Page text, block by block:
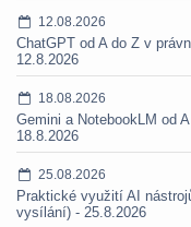
12.08.2026
ChatGPT od A do Z v
12.8.2026
18.08.2026
Gemini a NotebookLM od
18.8.2026
25.08.2026
Praktické využití AI
vysílání) - 25.8.2026